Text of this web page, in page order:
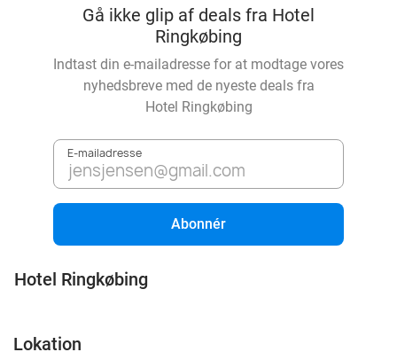
Gå ikke glip af deals fra Hotel
Ringkøbing
Indtast din e-mailadresse for at modtage vores
nyhedsbreve med de nyeste deals fra
Hotel Ringkøbing
E-mailadresse
Abonnér
Hotel Ringkøbing
Lokation